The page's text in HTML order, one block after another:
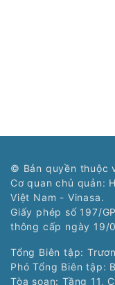
© Bản quyền thuộc
Cơ quan chủ quản:
Việt Nam - Vinasa.
Giấy phép số 197/
thông cấp ngày 19/
Tổng Biên tập:
Phó Tổng Biên tập:
Tòa soạn: Tầng 11,